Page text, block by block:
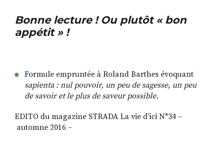
Bonne lecture ! Ou plutôt « bon
appétit » !
Formule empruntée à Roland Barthes évoquant
sapienta : nul pouvoir, un peu de sagesse, un peu
de savoir et le plus de saveur possible.
EDITO du magazine STRADA La vie d’ici N°34 –
automne 2016 –